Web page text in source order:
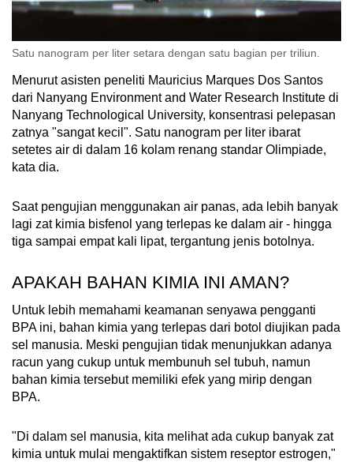
Satu nanogram per liter setara dengan satu bagian per triliun.
Menurut asisten peneliti Mauricius Marques Dos Santos
dari Nanyang Environment and Water Research Institute di
Nanyang Technological University, konsentrasi pelepasan
zatnya "sangat kecil". Satu nanogram per liter ibarat
setetes air di dalam 16 kolam renang standar Olimpiade,
kata dia.
Saat pengujian menggunakan air panas, ada lebih banyak
lagi zat kimia bisfenol yang terlepas ke dalam air - hingga
tiga sampai empat kali lipat, tergantung jenis botolnya.
APAKAH BAHAN KIMIA INI AMAN?
Untuk lebih memahami keamanan senyawa pengganti
BPA ini, bahan kimia yang terlepas dari botol diujikan pada
sel manusia. Meski pengujian tidak menunjukkan adanya
racun yang cukup untuk membunuh sel tubuh, namun
bahan kimia tersebut memiliki efek yang mirip dengan
BPA.
"Di dalam sel manusia, kita melihat ada cukup banyak zat
kimia untuk mulai mengaktifkan sistem reseptor estrogen,"